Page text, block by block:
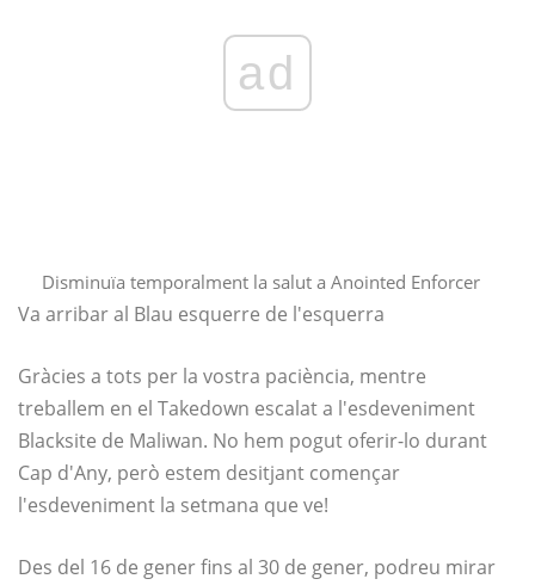
ad
Disminuïa temporalment la salut a Anointed Enforcer
Va arribar al Blau esquerre de l'esquerra
Gràcies a tots per la vostra paciència, mentre
treballem en el Takedown escalat a l'esdeveniment
Blacksite de Maliwan. No hem pogut oferir-lo durant
Cap d'Any, però estem desitjant començar
l'esdeveniment la setmana que ve!
Des del 16 de gener fins al 30 de gener, podreu mirar